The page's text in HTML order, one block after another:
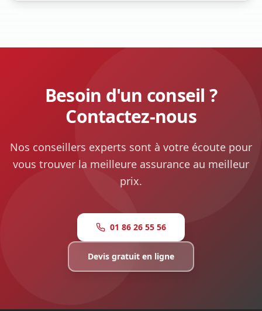
Besoin d'un conseil ?
Contactez-nous
Nos conseillers experts sont à votre écoute pour
vous trouver la meilleure assurance au meilleur
prix.
01 86 26 55 56
Devis gratuit en ligne